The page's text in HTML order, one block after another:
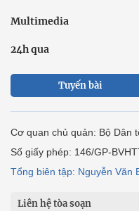
Multimedia
24h qua
Tuyến bài
Cơ quan chủ quản: Bộ Dân
Số giấy phép: 146/GP-
Tổng biên tập: Nguyễn Văn
Liên hệ tòa soạn